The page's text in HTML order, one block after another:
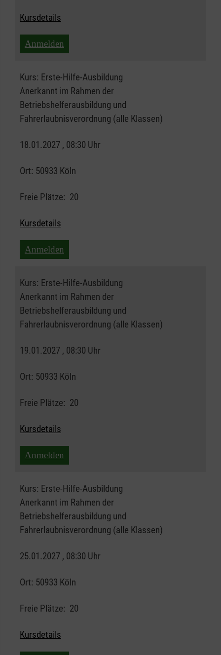
Kursdetails
Anmelden
Kurs: Erste-Hilfe-Ausbildung
Anerkannt im Rahmen der
Betriebshelferausbildung und
Fahrerlaubnisverordnung (alle Klassen)
18.01.2027 , 08:30 Uhr
Ort: 50933 Köln
Freie Plätze: 20
Kursdetails
Anmelden
Kurs: Erste-Hilfe-Ausbildung
Anerkannt im Rahmen der
Betriebshelferausbildung und
Fahrerlaubnisverordnung (alle Klassen)
19.01.2027 , 08:30 Uhr
Ort: 50933 Köln
Freie Plätze: 20
Kursdetails
Anmelden
Kurs: Erste-Hilfe-Ausbildung
Anerkannt im Rahmen der
Betriebshelferausbildung und
Fahrerlaubnisverordnung (alle Klassen)
25.01.2027 , 08:30 Uhr
Ort: 50933 Köln
Freie Plätze: 20
Kursdetails